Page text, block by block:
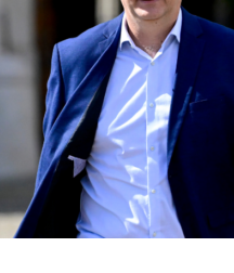
"Formation fédérale : le